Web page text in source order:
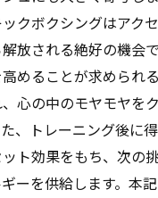
クボクシングはアクセ
放される絶好の機会
めることが求められ
心の中のモヤモヤを
、トレーニング後に
ト効果をもち、次の
ーを供給します。本記